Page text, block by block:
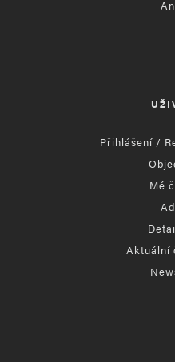
Přihlášení /
Mé
Aktuální